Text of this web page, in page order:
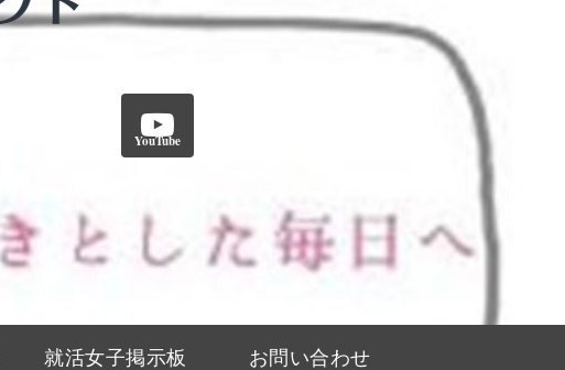
YouTube
就活女子掲示板 お問い合わせ